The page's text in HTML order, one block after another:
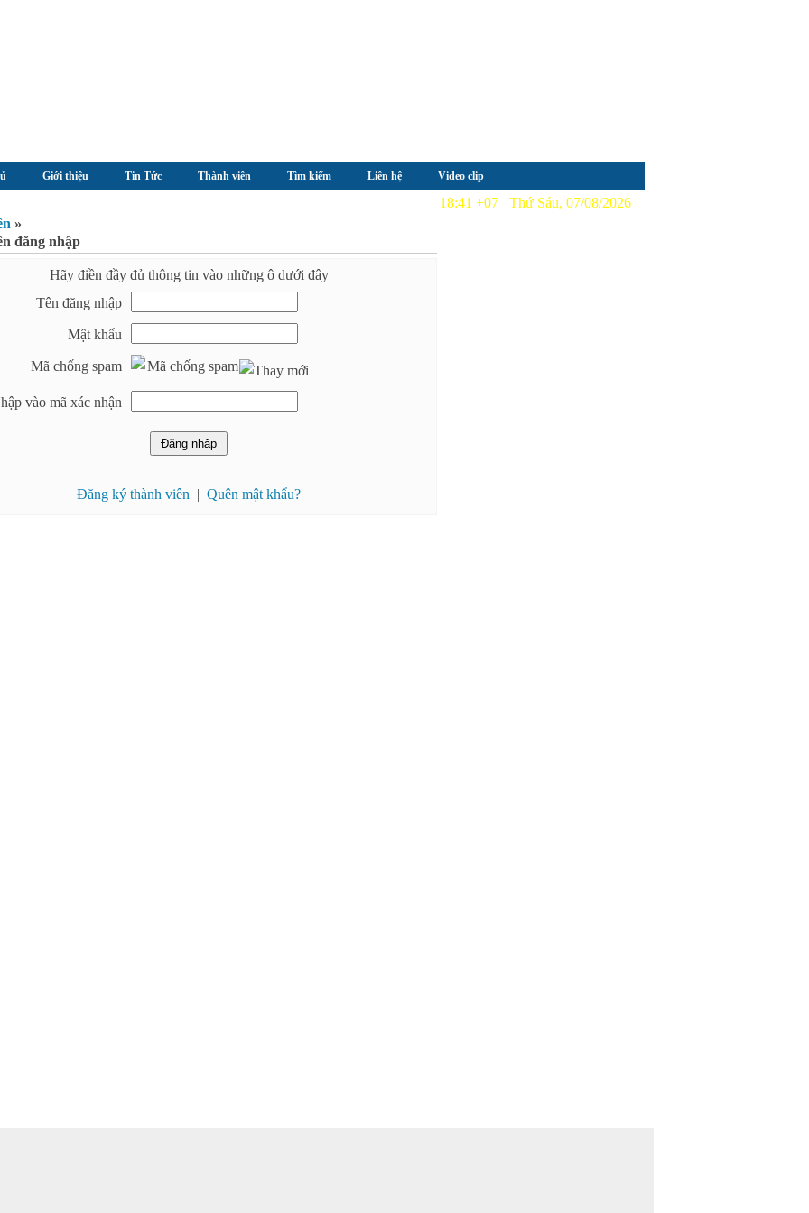
Giới thiệu Tin Tức Thành viên Tìm kiếm Liên hệ Video clip
18:41 +07 Thứ Sáu, 07/08/2026
»
đăng nhập
Hãy điền đầy đủ thông tin vào những ô dưới đây
Tên đăng nhập
Mật khẩu
Mã chống spam
vào mã xác nhận
Đăng ký thành viên | Quên mật khẩu?